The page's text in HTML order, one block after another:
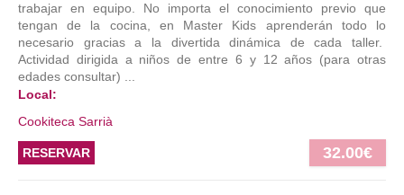
trabajar en equipo. No importa el conocimiento previo que
tengan de la cocina, en Master Kids aprenderán todo lo
necesario gracias a la divertida dinámica de cada taller.
Actividad dirigida a niños de entre 6 y 12 años (para otras
edades consultar) ...
Local:
Cookiteca Sarrià
RESERVAR 32.00€